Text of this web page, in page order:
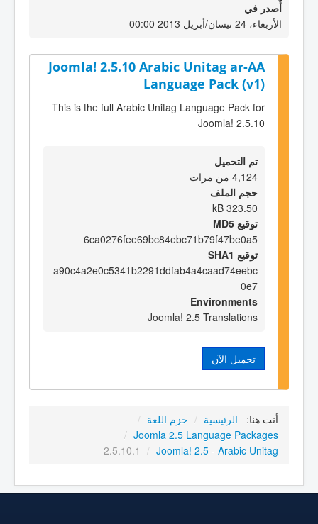
أٌصدر في
الأربعاء، 24 نيسان/أبريل 2013 00:00
Joomla! 2.5.10 Arabic Unitag ar-AA
Language Pack (v1)
This is the full Arabic Unitag Language Pack for
Joomla! 2.5.10
تم التحميل
4,124 من مرات
حجم الملف
323.50 kB
توقيع MD5
6ca0276fee69bc84ebc71b79f47be0a5
توقيع SHA1
a90c4a2e0c5341b2291ddfab4a4caad74eebc
0e7
Environments
Joomla! 2.5 Translations
تحميل الآن
أنت هنا: الرئيسية / حزم اللغة /
Joomla 2.5 Language Packages
/
Joomla! 2.5 - Arabic Unitag
/
2.5.10.1